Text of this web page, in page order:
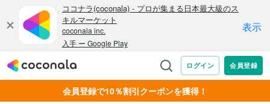
会員登録で10％割引クーポンを獲得！